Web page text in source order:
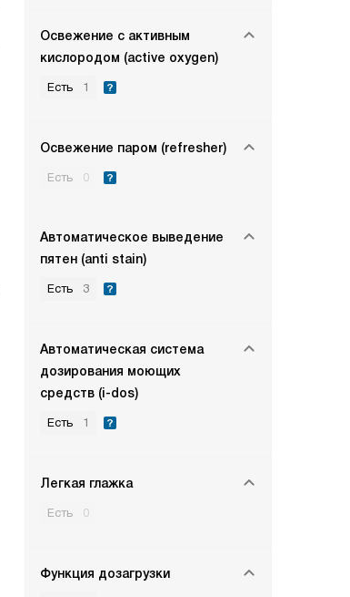
Освежение с активным
кислородом (active oxygen)
Есть 1
Освежение паром (refresher)
Есть 0
Автоматическое выведение
пятен (anti stain)
Есть 3
Автоматическая система
дозирования моющих
средств (i-dos)
Есть 1
Легкая глажка
Есть 0
Функция дозагрузки